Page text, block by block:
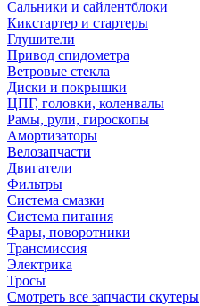
Сальники и сайлентблоки
Кикстартер и стартеры
Глушители
Привод спидометра
Ветровые стекла
Диски и покрышки
ЦПГ, головки, коленвалы
Рамы, рули, гироскопы
Амортизаторы
Велозапчасти
Двигатели
Фильтры
Система смазки
Система питания
Фары, поворотники
Трансмиссия
Электрика
Тросы
Смотреть все запчасти скутеры